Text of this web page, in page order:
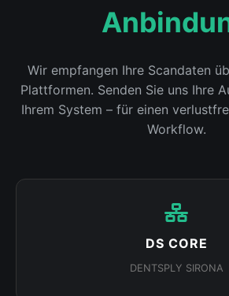
Wir empfangen Ihre Scandaten
Plattformen. Senden Sie uns Ihre
Ihrem System – für einen
Workflow.
DS CORE
DENTSPLY SIRONA